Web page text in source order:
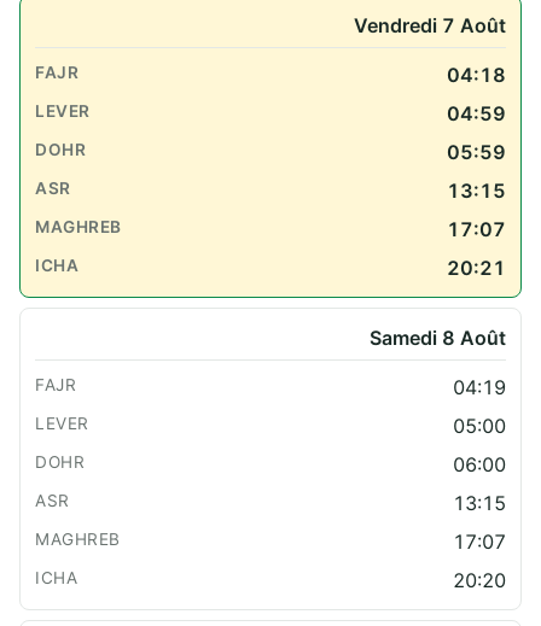
Vendredi 7 Août
04:18
04:59
05:59
13:15
17:07
20:21
Samedi 8 Août
04:19
05:00
06:00
13:15
17:07
20:20